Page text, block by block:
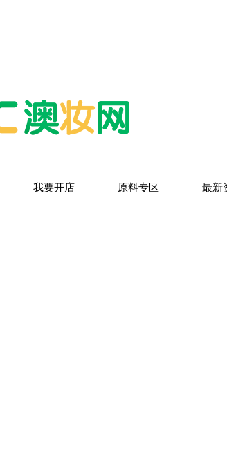
我要开店 原料专区 最新